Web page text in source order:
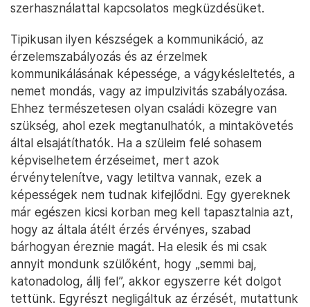
szerhasználattal kapcsolatos megküzdésüket.
Tipikusan ilyen készségek a kommunikáció, az
érzelemszabályozás és az érzelmek
kommunikálásának képessége, a vágykésleltetés, a
nemet mondás, vagy az impulzivitás szabályozása.
Ehhez természetesen olyan családi közegre van
szükség, ahol ezek megtanulhatók, a mintakövetés
által elsajátíthatók. Ha a szüleim felé sohasem
képviselhetem érzéseimet, mert azok
érvénytelenítve, vagy letiltva vannak, ezek a
képességek nem tudnak kifejlődni. Egy gyereknek
már egészen kicsi korban meg kell tapasztalnia azt,
hogy az általa átélt érzés érvényes, szabad
bárhogyan éreznie magát. Ha elesik és mi csak
annyit mondunk szülőként, hogy „semmi baj,
katonadolog, állj fel”, akkor egyszerre két dolgot
tettünk. Egyrészt negligáltuk az érzését, mutattunk